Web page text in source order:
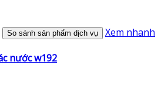
So sánh sản phẩm dịch vụ Xem nhanh
nước w192